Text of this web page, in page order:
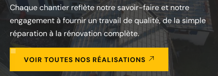
Chaque chantier reflète notre savoir-faire et notre
engagement à fournir un travail de qualité, de la simple
réparation à la rénovation complète.
VOIR TOUTES NOS RÉALISATIONS